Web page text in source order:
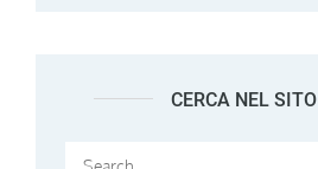
CERCA NEL SITO
Search